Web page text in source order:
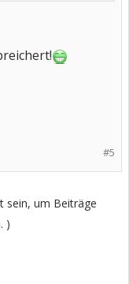
#5
sein, um Beiträge
)